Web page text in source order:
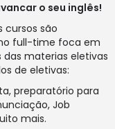
o seu inglês!
cursos são
full-time foca em
materias eletivas
de eletivas:
preparatório para
Job
mais.